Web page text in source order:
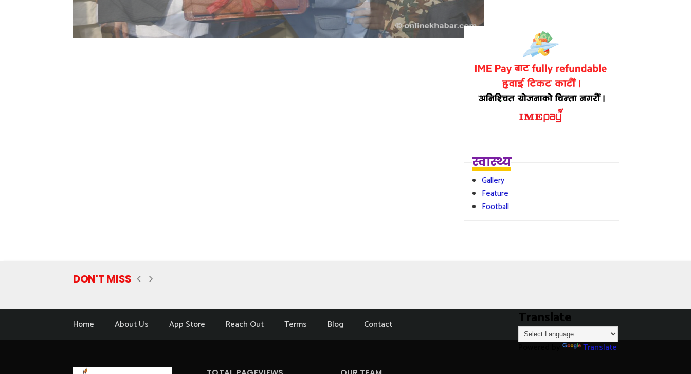
स्वास्थ्य
Gallery
Feature
Football
DON'T MISS
Home About Us App Store Reach Out Terms Blog Contact Translate
Translate